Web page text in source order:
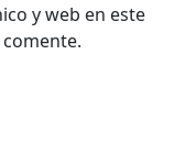
y web en este